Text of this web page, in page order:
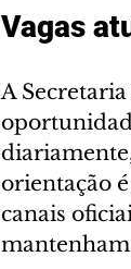
Vagas
A
orientação
canais
mantenham